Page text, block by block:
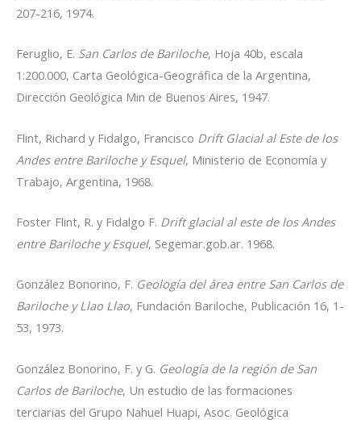
207-216, 1974.
Feruglio, E. San Carlos de Bariloche, Hoja 40b, escala
1:200.000, Carta Geológica-Geográfica de la Argentina,
Dirección Geológica Min de Buenos Aires, 1947.
Flint, Richard y Fidalgo, Francisco Drift Glacial al Este de los
Andes entre Bariloche y Esquel, Ministerio de Economía y
Trabajo, Argentina, 1968.
Foster Flint, R. y Fidalgo F. Drift glacial al este de los Andes
entre Bariloche y Esquel, Segemar.gob.ar. 1968.
González Bonorino, F. Geología del área entre San Carlos de
Bariloche y Llao Llao, Fundación Bariloche, Publicación 16, 1-
53, 1973.
González Bonorino, F. y G. Geología de la región de San
Carlos de Bariloche, Un estudio de las formaciones
terciarias del Grupo Nahuel Huapi, Asoc. Geológica